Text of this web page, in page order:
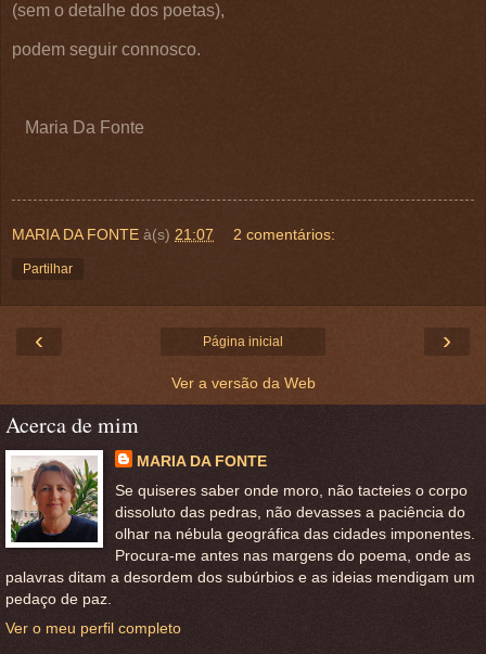
(sem o detalhe dos poetas),
podem seguir connosco.
Maria Da Fonte
MARIA DA FONTE à(s) 21:07 2 comentários:
Partilhar
‹ ›
Página inicial
Ver a versão da Web
Acerca de mim
MARIA DA FONTE
Se quiseres saber onde moro, não tacteies o corpo
dissoluto das pedras, não devasses a paciência do
olhar na nébula geográfica das cidades imponentes.
Procura-me antes nas margens do poema, onde as
palavras ditam a desordem dos subúrbios e as ideias mendigam um
pedaço de paz.
Ver o meu perfil completo